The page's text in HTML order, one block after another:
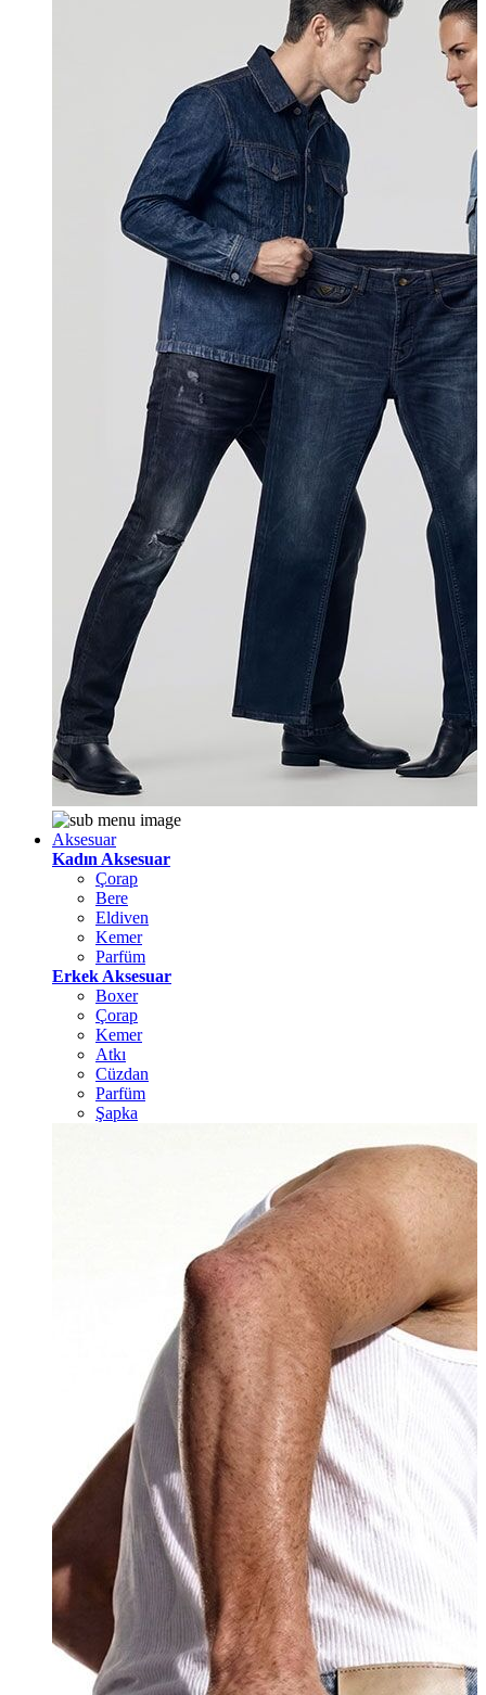
Aksesuar
Kadın Aksesuar
Çorap
Bere
Eldiven
Kemer
Parfüm
Erkek Aksesuar
Boxer
Çorap
Kemer
Atkı
Cüzdan
Parfüm
Şapka